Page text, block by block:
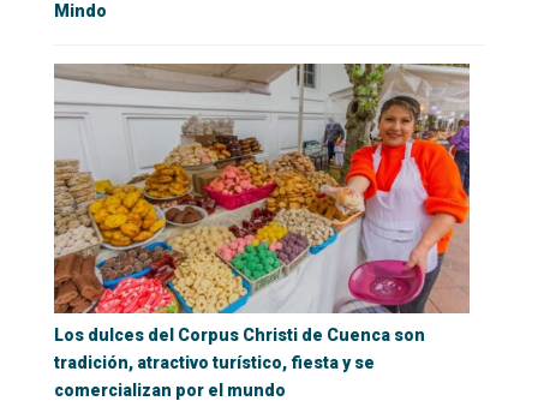
Mindo
Los dulces del Corpus Christi de Cuenca son
tradición, atractivo turístico, fiesta y se
comercializan por el mundo